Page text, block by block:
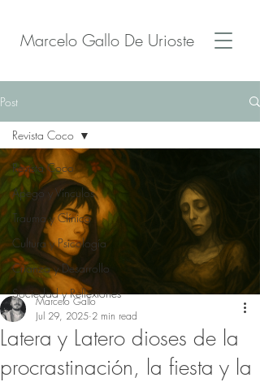
Marcelo Gallo De Urioste
Post
Revista Coco
Apego y Vínculos
Trauma y Clínica
Cultura y Psicología
Crianza y Desarrollo
Sociedad y Reflexiones
Revista Coco
Latera y Latero dioses de la
procrastinación, la fiesta y la
Marcelo Gallo
Jul 29, 2025 2 min read